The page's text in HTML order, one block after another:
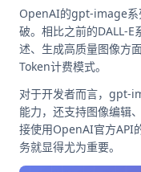
OpenAI的gpt-image系
破。相比之前的DALL-
述、生成高质量图像方
Token计费模式。
对于开发者而言，gpt-
能力，还支持图像编辑
接使用OpenAI官方API
务就显得尤为重要。